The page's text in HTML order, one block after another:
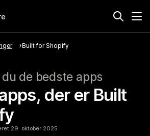
Built for Shopify
de bedste apps
der er Built
29. oktober 2025